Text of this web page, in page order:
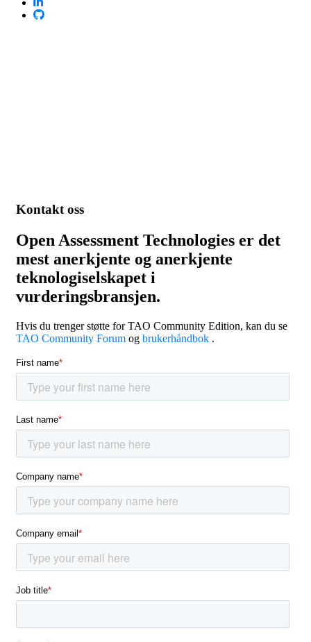
Kontakt oss
Open Assessment Technologies er det
mest anerkjente og anerkjente
teknologiselskapet i
vurderingsbransjen.
Hvis du trenger støtte for TAO Community Edition, kan du se
TAO Community Forum og brukerhåndbok .